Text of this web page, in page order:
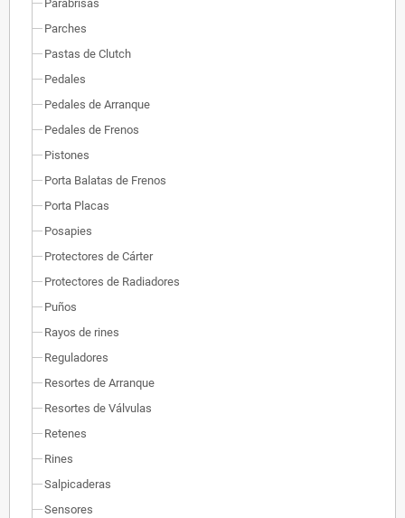
Parabrisas
Parches
Pastas de Clutch
Pedales
Pedales de Arranque
Pedales de Frenos
Pistones
Porta Balatas de Frenos
Porta Placas
Posapies
Protectores de Cárter
Protectores de Radiadores
Puños
Rayos de rines
Reguladores
Resortes de Arranque
Resortes de Válvulas
Retenes
Rines
Salpicaderas
Sensores